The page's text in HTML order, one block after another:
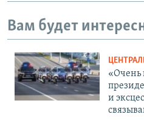
Вам будет
«Очень
и